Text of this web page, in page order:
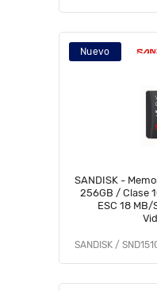
Nuevo
SANDISK -
256GB / Clase
ESC 18
SANDISK /